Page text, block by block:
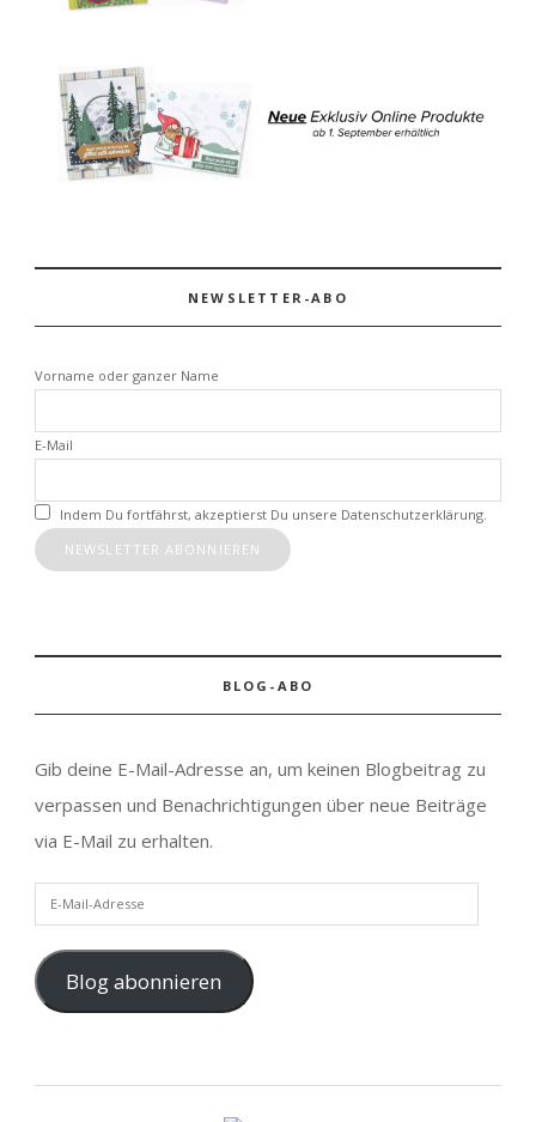
NEWSLETTER-ABO
Vorname oder ganzer Name
E-Mail
Indem Du fortfährst, akzeptierst Du unsere Datenschutzerklärung.
BLOG-ABO
Gib deine E-Mail-Adresse an, um keinen Blogbeitrag zu
verpassen und Benachrichtigungen über neue Beiträge
via E-Mail zu erhalten.
E-Mail-Adresse
Blog abonnieren